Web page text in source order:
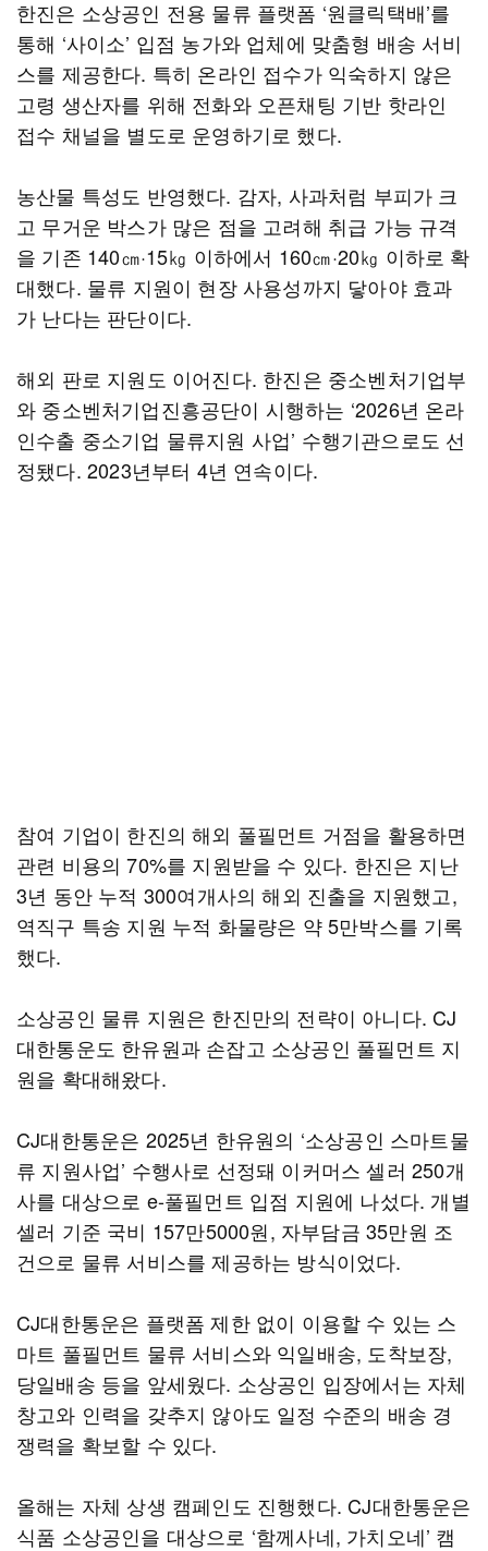
한진은 소상공인 전용 물류 플랫폼 ‘원클릭택배’를
통해 ‘사이소’ 입점 농가와 업체에 맞춤형 배송 서비
스를 제공한다. 특히 온라인 접수가 익숙하지 않은
고령 생산자를 위해 전화와 오픈채팅 기반 핫라인
접수 채널을 별도로 운영하기로 했다.
농산물 특성도 반영했다. 감자, 사과처럼 부피가 크
고 무거운 박스가 많은 점을 고려해 취급 가능 규격
을 기존 140㎝·15㎏ 이하에서 160㎝·20㎏ 이하로 확
대했다. 물류 지원이 현장 사용성까지 닿아야 효과
가 난다는 판단이다.
해외 판로 지원도 이어진다. 한진은 중소벤처기업부
와 중소벤처기업진흥공단이 시행하는 ‘2026년 온라
인수출 중소기업 물류지원 사업’ 수행기관으로도 선
정됐다. 2023년부터 4년 연속이다.
참여 기업이 한진의 해외 풀필먼트 거점을 활용하면
관련 비용의 70%를 지원받을 수 있다. 한진은 지난
3년 동안 누적 300여개사의 해외 진출을 지원했고,
역직구 특송 지원 누적 화물량은 약 5만박스를 기록
했다.
소상공인 물류 지원은 한진만의 전략이 아니다. CJ
대한통운도 한유원과 손잡고 소상공인 풀필먼트 지
원을 확대해왔다.
CJ대한통운은 2025년 한유원의 ‘소상공인 스마트물
류 지원사업’ 수행사로 선정돼 이커머스 셀러 250개
사를 대상으로 e-풀필먼트 입점 지원에 나섰다. 개별
셀러 기준 국비 157만5000원, 자부담금 35만원 조
건으로 물류 서비스를 제공하는 방식이었다.
CJ대한통운은 플랫폼 제한 없이 이용할 수 있는 스
마트 풀필먼트 물류 서비스와 익일배송, 도착보장,
당일배송 등을 앞세웠다. 소상공인 입장에서는 자체
창고와 인력을 갖추지 않아도 일정 수준의 배송 경
쟁력을 확보할 수 있다.
올해는 자체 상생 캠페인도 진행했다. CJ대한통운은
식품 소상공인을 대상으로 ‘함께사네, 가치오네’ 캠